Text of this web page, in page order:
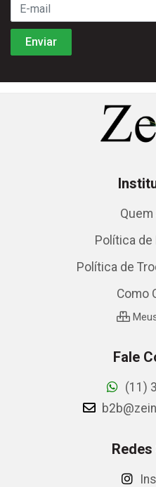
Política de
Política de
Como
Fale
(11)